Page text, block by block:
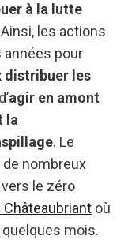
à la lutte
Ainsi, les actions
pour
distribuer les
agir en amont
la
. Le
de nombreux
le zéro
où
mois.